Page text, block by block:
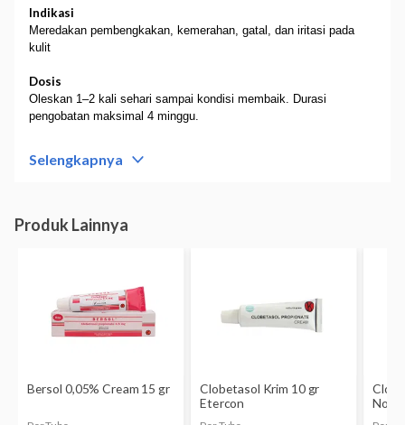
Indikasi
Meredakan pembengkakan, kemerahan, gatal, dan iritasi pada
kulit
Dosis
Oleskan 1–2 kali sehari sampai kondisi membaik. Durasi
pengobatan maksimal 4 minggu.
Mencuci tangan sebelum dan sesudah menggunakan obat.
hidung bagian dalam saat menggunakan produk ini. Jika terkena
bagian tersebut, segera bilas dengan air bersih
Alergi, anak-anak, ibu hamil dan menyusui, riwayat rosacea,
dermatitis perioral, jerawat, gatal-gatal, luka bakar, infeksi kulit,
seperti herpes simpleks atau bisul, atau borok.
kulit, kulit kering, dan kulit menjadi tipis
Selengkapnya